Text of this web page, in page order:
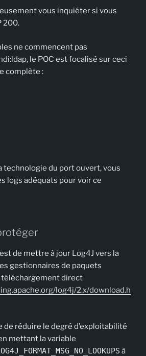
vous inquiéter si vous
200.
ne commencent pas
le POC est focalisé sur ceci
complète :
technologie du port ouvert, vous
logs adéquats pour voir ce
de mettre à jour Log4J vers la
gestionnaires de paquets
téléchargement direct
log4j/2.x/download.h
de réduire le degré d’exploitabilité
mettant la variable
à